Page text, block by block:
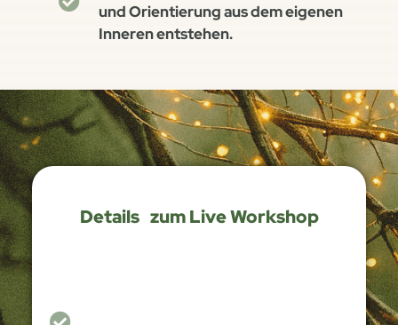
und Orientierung aus dem eigenen
Inneren entstehen.
Details zum Live Workshop